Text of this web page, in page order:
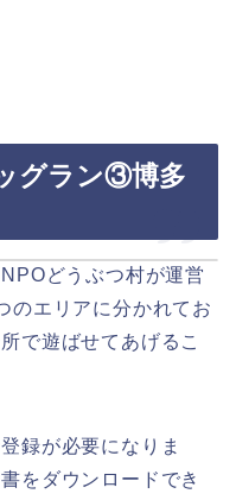
グラン③博多
NPOどうぶつ村が運営
のエリアに分かれてお
で遊ばせてあげるこ
録が必要になりま
をダウンロードでき